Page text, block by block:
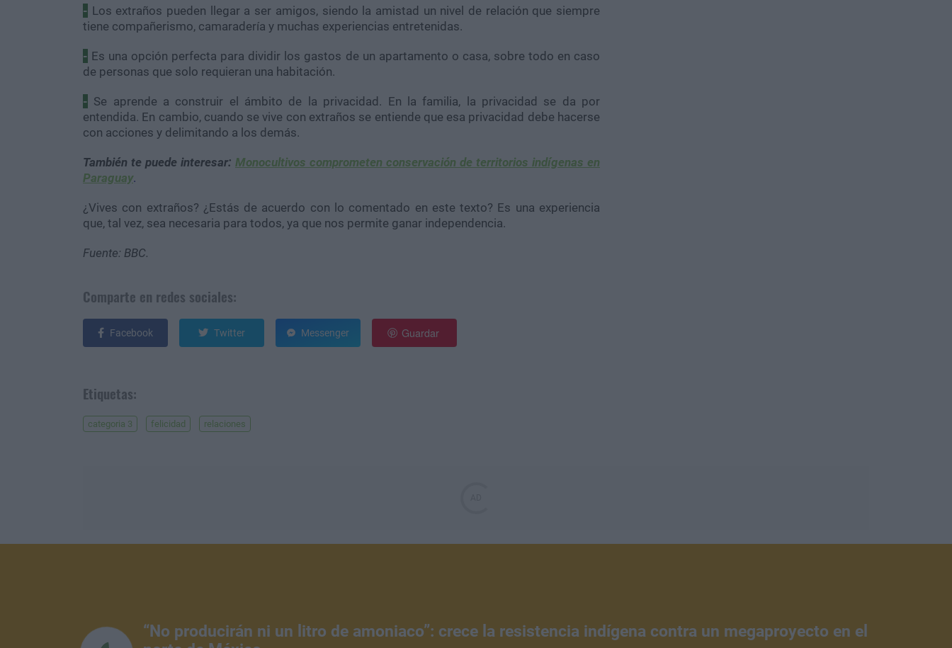
- Los extraños pueden llegar a ser amigos, siendo la amistad un nivel de relación que siempre
tiene compañerismo, camaradería y muchas experiencias entretenidas.
- Es una opción perfecta para dividir los gastos de un apartamento o casa, sobre todo en caso
de personas que solo requieran una habitación.
- Se aprende a construir el ámbito de la privacidad. En la familia, la privacidad se da por
entendida. En cambio, cuando se vive con extraños se entiende que esa privacidad debe hacerse
con acciones y delimitando a los demás.
También te puede interesar: Monocultivos comprometen conservación de territorios indígenas en
Paraguay.
¿Vives con extraños? ¿Estás de acuerdo con lo comentado en este texto? Es una experiencia
que, tal vez, sea necesaria para todos, ya que nos permite ganar independencia.
Fuente: BBC.
Comparte en redes sociales:
Facebook Twitter Messenger Guardar
Etiquetas:
categoria 3 felicidad relaciones
“No producirán ni un litro de amoniaco”: crece la resistencia indígena contra un megaproyecto en el